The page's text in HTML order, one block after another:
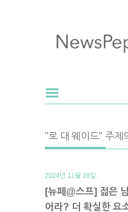
"로 대 웨이드" 주제
2024년 11월 28일.
[뉴페@스프] 젊은
어라? 더 확실한 요